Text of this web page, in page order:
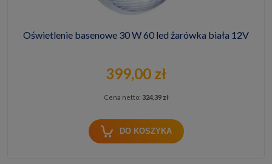
Oświetlenie basenowe 30 W 60 led żarówka biała 12V
399,00 zł
Cena netto: 324,39 zł
DO KOSZYKA